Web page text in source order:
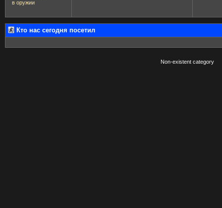
в оружии
Кто нас сегодня посетил
Non-existent category